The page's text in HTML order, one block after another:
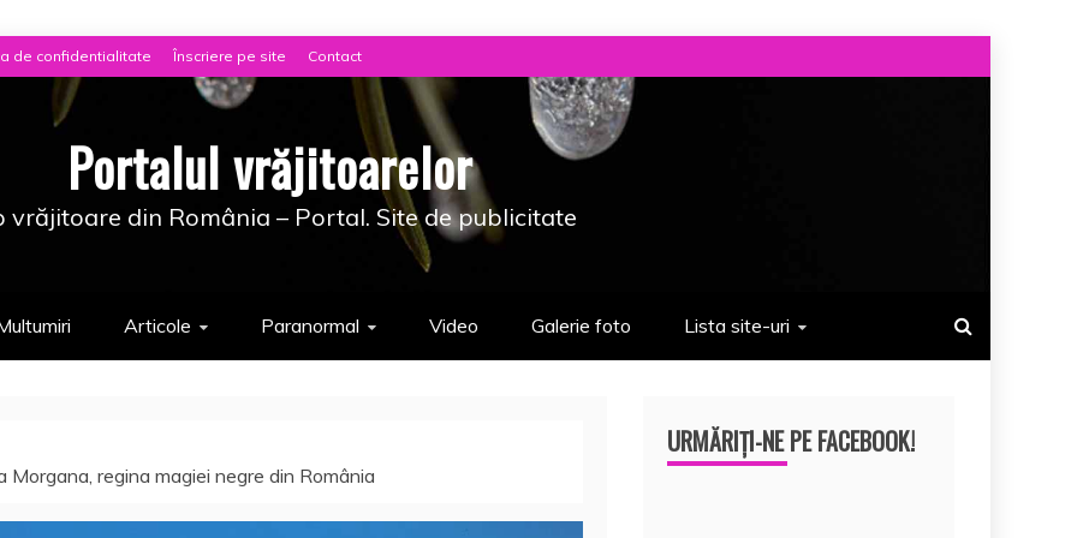
de confidentialitate Înscriere pe site Contact
Portalul vrăjitoarelor
vrăjitoare din România – Portal. Site de publicitate
Articole Paranormal Video Galerie foto Lista site-uri
regina magiei negre din România
URMĂRIȚI-NE PE FACEBOOK!